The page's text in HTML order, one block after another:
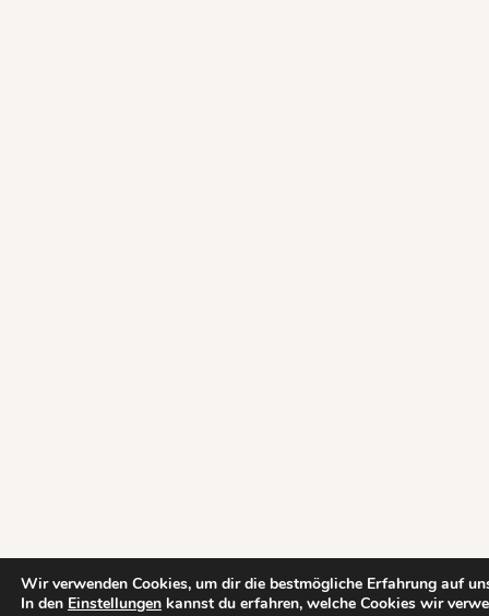
Wir verwenden Cookies, um dir die bestmögliche Erfahrung auf
In den Einstellungen kannst du erfahren, welche Cookies wir